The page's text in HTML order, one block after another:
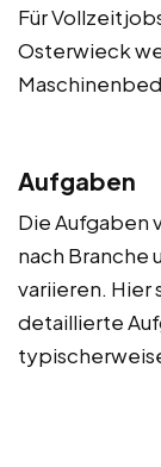
Für
Osterwieck
Aufgaben
Die Aufgaben
nach Branche
variieren. Hier
detaillierte